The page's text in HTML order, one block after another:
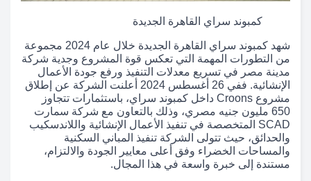
كمبوند سراي القاهرة الجديدة
شهد كمبوند سراي القاهرة الجديدة خلال عام 2024 مجموعة
من التطورات المهمة التي تعكس قوة المشروع وجدية شركة
مدينة مصر في تسريع معدلات التنفيذ ورفع جودة الأعمال
الإنشائية. ففي 26 أغسطس 2024 أعلنت الشركة عن إطلاق
مشروع Croons داخل كمبوند سراي، باستثمارات تتجاوز
650 مليون جنيه مصري، وذلك بالتعاون مع شركة سمارت
SCAD المتخصصة في تنفيذ الأعمال الإنشائية واللاندسكيب
والحدائق، حيث تتولى الشركة تنفيذ المباني السكنية
والمساحات الخضراء وفق أعلى معايير الجودة والالتزام،
مستندة إلى خبرة واسعة في هذا المجال.